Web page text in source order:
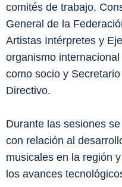
comités de trabajo,
General de la
Artistas Intérpretes y
organismo
como socio y
Directivo.
Durante las sesiones
con relación al
musicales en la región
los avances